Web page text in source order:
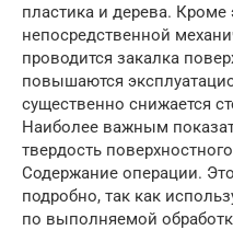
пластика и дерева. Кроме
непосредственной
проводится закалка
повышаются
существенно снижается
Наиболее важным
твердость
Содержание операции.
подробно, так как
по выполняемой